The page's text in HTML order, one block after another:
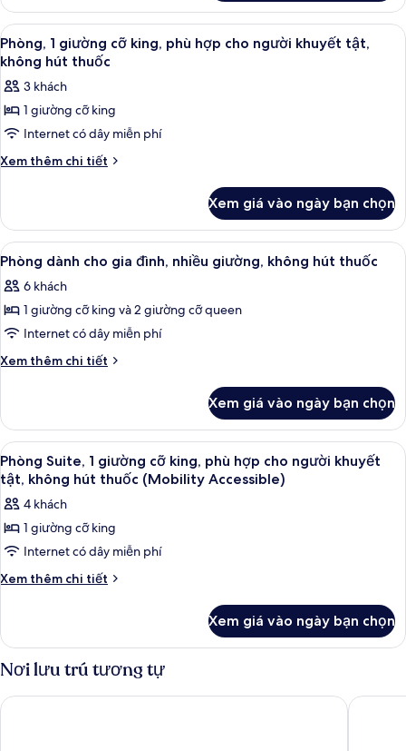
hợp
cho
người
khuyết
tật,
không
thuốc
Phòng,
giường
cỡ
queen,
phù
hợp
người
khuyết
tật,
thuốc
(Mobility
Accessible)
Xem
tất
cả
ảnh
Phòng,
1
giường
phù
hợp
cho
người
khuyết
tật,
hút
Bộ đồ giường cao cấp, nệm có lớp
4
Phòng, 1 giường cỡ king, phù hợp cho người khuyết tật,
không hút thuốc
3 khách
1 giường cỡ king
Internet có dây miễn phí
Xem thêm chi tiết
Chi
Phòng,
giường
king,
phù
cho
người
khuyết
hút
thuốc
Xem giá vào ngày bạn chọn
Xem
tất
cả
ảnh
Phòng
dành
đình,
nhiều
giường,
không
hút
thuốc
Vòi sen/bồn tắm kết hợp, đồ dùng
2
Phòng dành cho gia đình, nhiều giường, không hút thuốc
6 khách
1 giường cỡ king và 2 giường cỡ queen
Internet có dây miễn phí
Xem thêm chi tiết
Chi
Phòng
dành
cho
gia
đình,
nhiều
giường,
không
hút
thuốc
Xem giá vào ngày bạn chọn
Xem
tất
cả
ảnh
Phòng
Suite,
1
king,
phù
hợp
cho
Phòng Suite, 1 giường cỡ king, phù
2
Phòng Suite, 1 giường cỡ king, phù hợp cho người khuyết
tật, không hút thuốc (Mobility Accessible)
4 khách
1 giường cỡ king
Internet có dây miễn phí
Xem thêm chi tiết
Chi
Phòng
Suite,
1
giường
cỡ
Xem giá vào ngày bạn chọn
Nơi lưu trú tương tự
Fairfield Inn & Suites by Marriott Rapid City